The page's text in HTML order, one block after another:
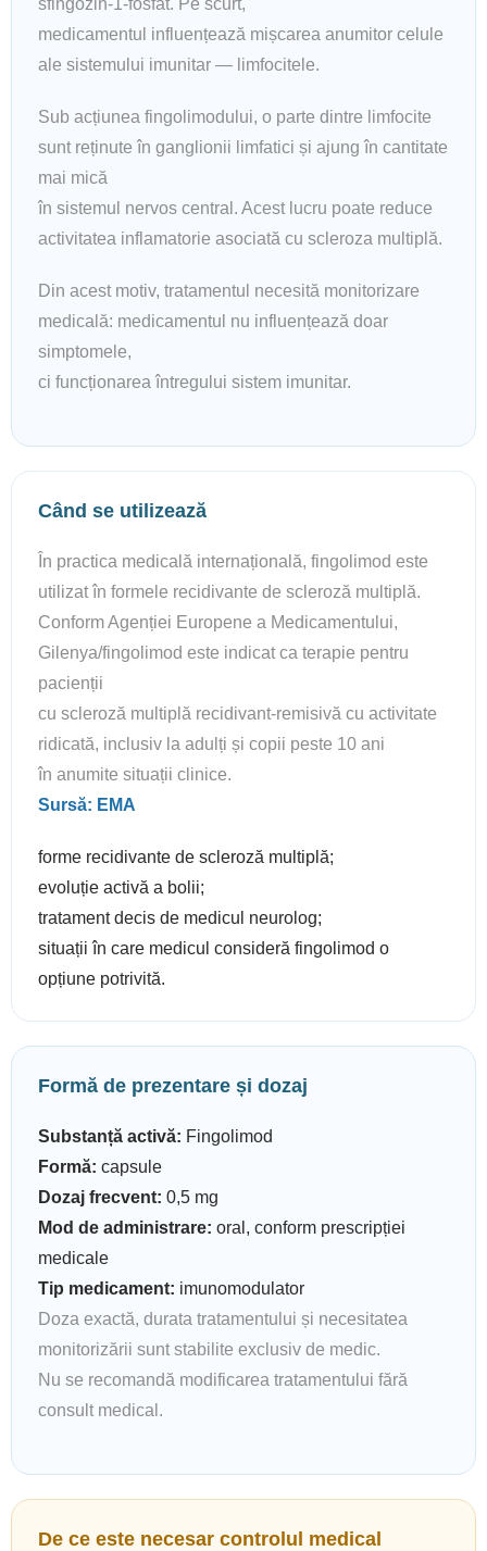
sfingozin-1-fosfat. Pe scurt,
medicamentul influențează mișcarea anumitor celule
ale sistemului imunitar — limfocitele.
Sub acțiunea fingolimodului, o parte dintre limfocite
sunt reținute în ganglionii limfatici și ajung în cantitate
mai mică
în sistemul nervos central. Acest lucru poate reduce
activitatea inflamatorie asociată cu scleroza multiplă.
Din acest motiv, tratamentul necesită monitorizare
medicală: medicamentul nu influențează doar
simptomele,
ci funcționarea întregului sistem imunitar.
Când se utilizează
În practica medicală internațională, fingolimod este
utilizat în formele recidivante de scleroză multiplă.
Conform Agenției Europene a Medicamentului,
Gilenya/fingolimod este indicat ca terapie pentru
pacienții
cu scleroză multiplă recidivant-remisivă cu activitate
ridicată, inclusiv la adulți și copii peste 10 ani
în anumite situații clinice.
Sursă: EMA
forme recidivante de scleroză multiplă;
evoluție activă a bolii;
tratament decis de medicul neurolog;
situații în care medicul consideră fingolimod o
opțiune potrivită.
Formă de prezentare și dozaj
Substanță activă: Fingolimod
Formă: capsule
Dozaj frecvent: 0,5 mg
Mod de administrare: oral, conform prescripției
medicale
Tip medicament: imunomodulator
Doza exactă, durata tratamentului și necesitatea
monitorizării sunt stabilite exclusiv de medic.
Nu se recomandă modificarea tratamentului fără
consult medical.
De ce este necesar controlul medical